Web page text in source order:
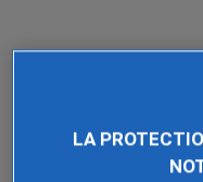
Comprendre
lié
LA